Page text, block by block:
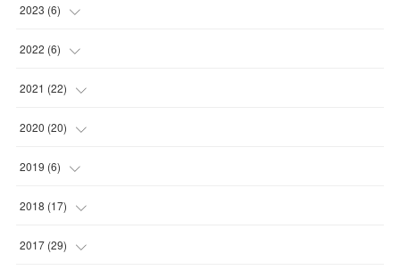
( )
2023 (6)
( )
(2
(3
2022 (6)
(2
(1
(
(1
2021 (22)
(1
( )
(2
(4
2020 (20)
( )
(2
(2
2019 (6)
(1
(1
2018 (17)
(4
2017 (29)